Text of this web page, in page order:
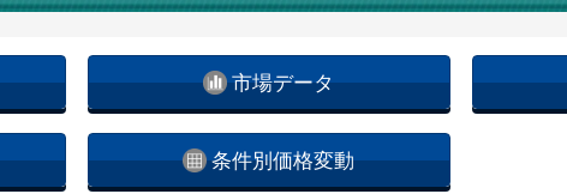
市場データ
条件別価格変動